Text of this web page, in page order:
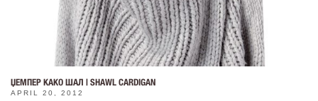
ЏЕМПЕР КАКО ШАЛ | SHAWL CARDIGAN
APRIL 20, 2012